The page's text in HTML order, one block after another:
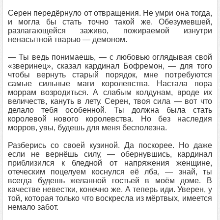
Серен передёрнуло от отвращения. Не умри она тогда,
и могла бы стать точно такой же. Обезумевшей,
разлагающейся заживо, пожираемой изнутри
ненасытной тварью — демоном.
— Ты ведь понимаешь, — с любовью оглядывая свой
«зверинец», сказал кардинал Бофремон, — для того
чтобы вернуть старый порядок, мне потребуются
самые сильные маги королевства. Настала пора
моррам возродиться. А слабым колдунам, вроде их
величеств, кануть в лету. Серен, твоя сила — вот что
делало тебя особенной. Ты должна была стать
королевой нового королевства. Но без наследия
морров, увы, будешь для меня бесполезна.
Разберись со своей кузиной. Да поскорее. Но даже
если не вернёшь силу, — обернувшись, кардинал
приблизился к бледной от напряжения женщине,
отеческим поцелуем коснулся её лба, — знай, ты
всегда будешь желанной гостьей в моём доме. В
качестве невестки, конечно же. А теперь иди. Уверен, у
той, которая только что воскресла из мёртвых, имеется
немало забот.